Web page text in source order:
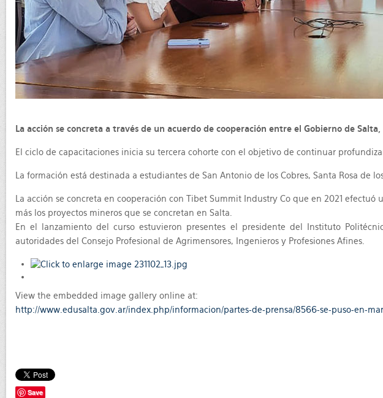
La acción se concreta a través de un acuerdo de cooperación entre el Gobierno de
El ciclo de capacitaciones inicia su tercera cohorte con el objetivo de continuar
La formación está destinada a estudiantes de San Antonio de los Cobres, Santa Rosa de
La acción se concreta en cooperación con Tibet Summit Industry Co que en 2021
más los proyectos mineros que se concretan en Salta.
En el lanzamiento del curso estuvieron presentes el presidente del Instituto
autoridades del Consejo Profesional de Agrimensores, Ingenieros y Profesiones Afines.
View the embedded image gallery online at:
http://www.edusalta.gov.ar/index.php/informacion/partes-de-prensa/8566-se-puso-en-
Save